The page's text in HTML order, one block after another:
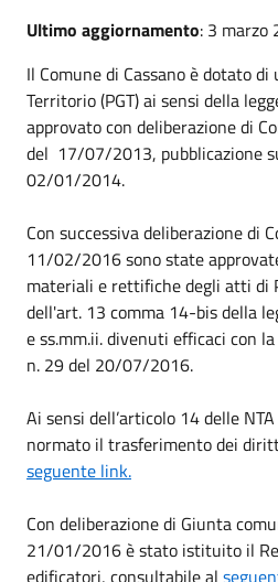
Ultimo aggiornamento: 3 marzo
Il Comune di Cassano è dotato
Territorio (PGT) ai sensi della
approvato con deliberazione di
del 17/07/2013, pubblicazione
02/01/2014.
Con successiva deliberazione di
11/02/2016 sono state
materiali e rettifiche degli atti di
dell'art. 13 comma 14-bis della
e ss.mm.ii. divenuti efficaci con
n. 29 del 20/07/2016.
Ai sensi dell’articolo 14 delle
normato il trasferimento dei
seguente link.
Con deliberazione di Giunta
21/01/2016 è stato istituito il
edificatori, consultabile al